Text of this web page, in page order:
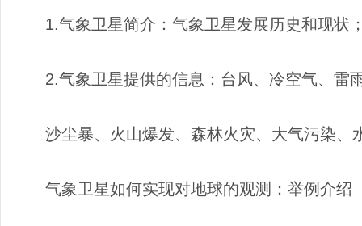
1.气象卫星简介：气象卫星发展历史和现状
2.气象卫星提供的信息：台风、冷空气、雷
沙尘暴、火山爆发、森林火灾、大气污染、
气象卫星如何实现对地球的观测：举例介绍